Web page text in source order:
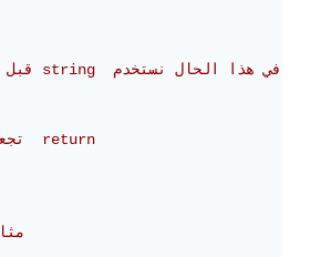
// name تجعل الدالة تسترجع المتغير  return
//